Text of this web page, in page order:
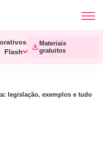
Flash
Materiais
gratuitos
legislação, exemplos e tudo